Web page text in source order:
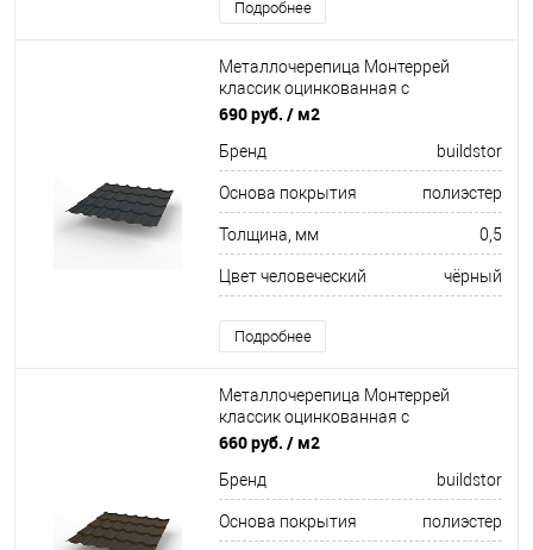
Подробнее
Металлочерепица Монтеррей
классик оцинкованная с
полимерным покрытием
690 руб. / м2
Бренд buildstor
Основа покрытия полиэстер
Толщина, мм 0,5
Цвет человеческий чёрный
Подробнее
Металлочерепица Монтеррей
классик оцинкованная с
полимерным покрытием
660 руб. / м2
Бренд buildstor
Основа покрытия полиэстер